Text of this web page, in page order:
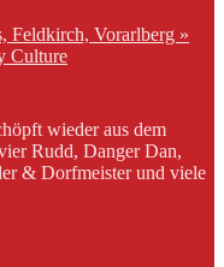
Feldkirch, Vorarlberg »
Culture
wieder aus dem
Rudd, Danger Dan,
& Dorfmeister und viele